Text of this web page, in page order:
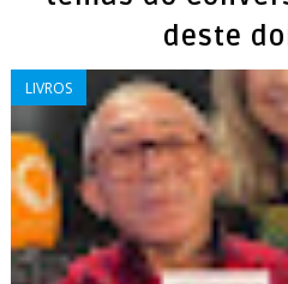
deste
LIVROS